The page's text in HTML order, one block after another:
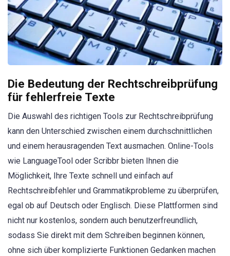
Die Bedeutung der Rechtschreibprüfung
für fehlerfreie Texte
Die Auswahl des richtigen Tools zur Rechtschreibprüfung
kann den Unterschied zwischen einem durchschnittlichen
und einem herausragenden Text ausmachen. Online-Tools
wie LanguageTool oder Scribbr bieten Ihnen die
Möglichkeit, Ihre Texte schnell und einfach auf
Rechtschreibfehler und Grammatikprobleme zu überprüfen,
egal ob auf Deutsch oder Englisch. Diese Plattformen sind
nicht nur kostenlos, sondern auch benutzerfreundlich,
sodass Sie direkt mit dem Schreiben beginnen können,
ohne sich über komplizierte Funktionen Gedanken machen